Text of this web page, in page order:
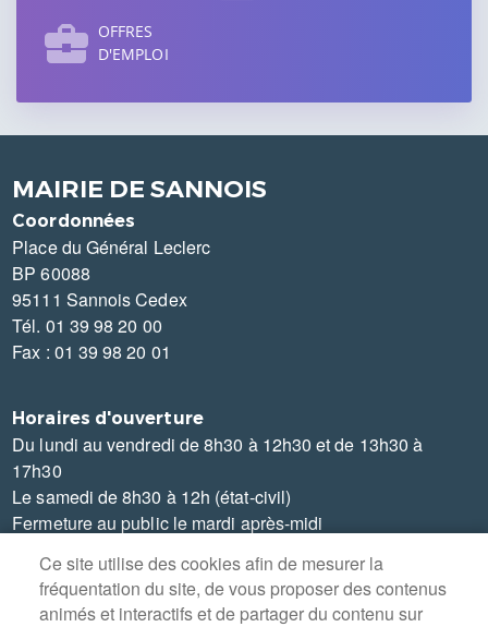
OFFRES
D'EMPLOI
MAIRIE DE SANNOIS
Coordonnées
Place du Général Leclerc
BP 60088
95111 Sannois Cedex
Tél. 01 39 98 20 00
Fax : 01 39 98 20 01
Horaires d'ouverture
Du lundi au vendredi de 8h30 à 12h30 et de 13h30 à
17h30
Le samedi de 8h30 à 12h (état-civil)
Fermeture au public le mardi après-midi
Ce site utilise des cookies afin de mesurer la
fréquentation du site, de vous proposer des contenus
animés et interactifs et de partager du contenu sur